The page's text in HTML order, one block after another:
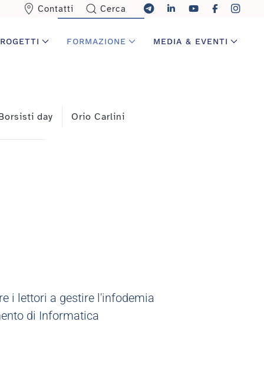
Contatti Cerca
FORMAZIONE MEDIA & EVENTI
day Orio Carlini
i lettori a gestire l'infodemia
di Informatica